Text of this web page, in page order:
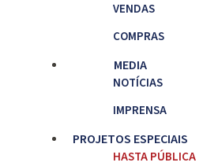
VENDAS
COMPRAS
MEDIA
NOTÍCIAS
IMPRENSA
PROJETOS ESPECIAIS
HASTA PÚBLICA